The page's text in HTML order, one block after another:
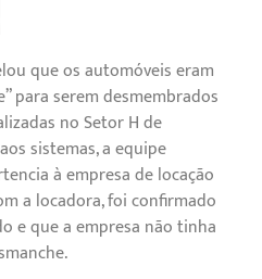
que os automóveis eram
para serem desmembrados
no Setor H de
sistemas, a equipe
à empresa de locação
a locadora, foi confirmado
e que a empresa não tinha